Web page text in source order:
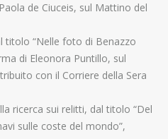
de Ciuceis, sul Mattino del
titolo “Nelle foto di Benazzo
di Eleonora Puntillo, sul
con il Corriere della Sera
ricerca sui relitti, dal titolo “Del
sulle coste del mondo”,